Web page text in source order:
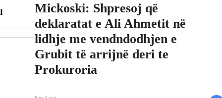
Mickoski: Shpresoj që
deklaratat e Ali Ahmetit në
lidhje me vendndodhjen e
Grubit të arrijnë deri te
Prokuroria